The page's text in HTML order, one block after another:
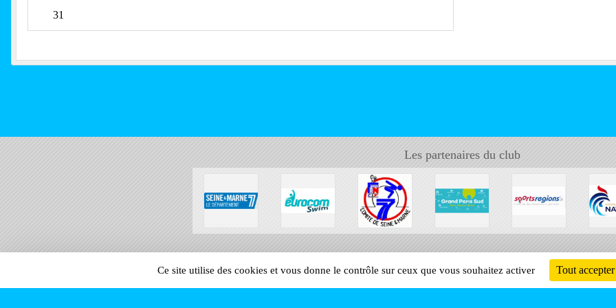
31
Les partenaires du club
REGIONSCe site utilise des cookies et vous donne le contrôle sur ceux que vous souhaitez activer Tout accepter